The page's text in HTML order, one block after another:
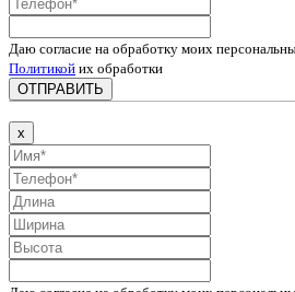
Даю согласие на обработку моих
Политикой их обработки
ОТПРАВИТЬ
x